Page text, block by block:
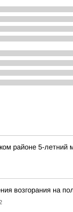
районе 5-летний
возгорания на